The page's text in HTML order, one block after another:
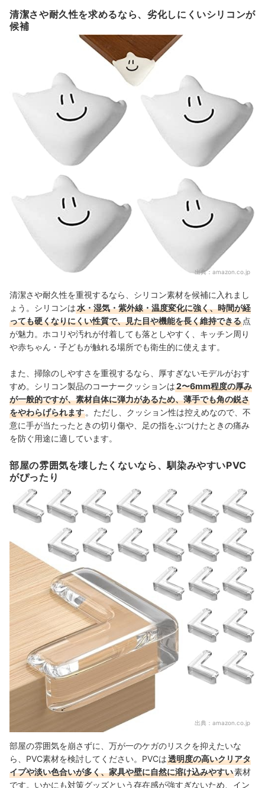
清潔さや耐久性を求めるなら、劣化しにくいシリコンが
候補
出典： amazon.co.jp
清潔さや耐久性を重視するなら、シリコン素材を候補に入れまし
ょう。シリコンは水・湿気・紫外線・温度変化に強く、時間が経
っても硬くなりにくい性質で、見た目や機能を長く維持できる 点
が魅力。ホコリや汚れが付着しても落としやすく、キッチン周り
や赤ちゃん・子どもが触れる場所でも衛生的に使えます。
また、掃除のしやすさを重視するなら、厚すぎないモデルがおす
すめ。シリコン製品のコーナークッションは2〜6mm程度の厚み
が一般的ですが、素材自体に弾力があるため、薄手でも角の鋭さ
をやわらげられます 。ただし、クッション性は控えめなので、不
意に手が当たったときの切り傷や、足の指をぶつけたときの痛み
を防ぐ用途に適しています。
部屋の雰囲気を壊したくないなら、馴染みやすいPVC
がぴったり
出典： amazon.co.jp
部屋の雰囲気を崩さずに、万が一のケガのリスクを抑えたいな
ら、PVC素材を検討してください。PVCは透明度の高いクリアタ
イプや淡い色合いが多く、家具や壁に自然に溶け込みやすい素材
です。いかにも対策グッズという存在感が強すぎないため、イン